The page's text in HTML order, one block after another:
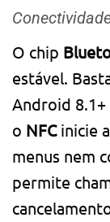
O chip
estável.
Android 8.1+
o NFCinicie
menus nem
permite